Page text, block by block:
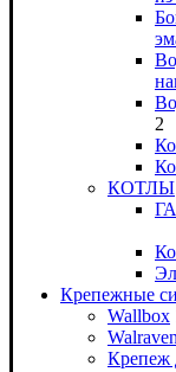
2
КОТЛЫ
Крепежные
Wallbox
Walraven
Крепеж